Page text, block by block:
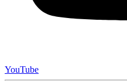
YouTube